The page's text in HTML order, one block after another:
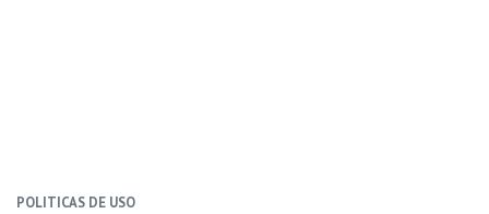
POLITICAS DE USO